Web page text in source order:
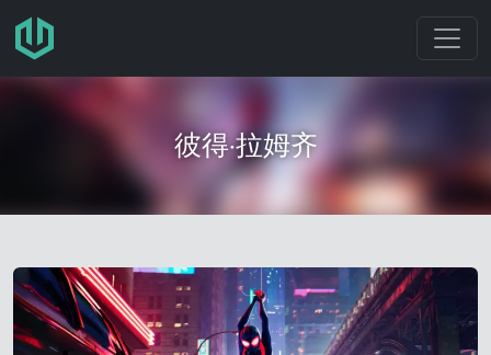
跳转至主要内容
彼得·拉姆齐